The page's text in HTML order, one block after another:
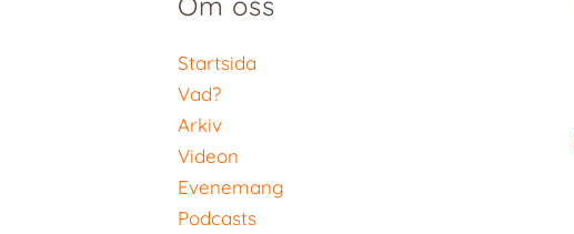
Startsida
Vad?
Arkiv
Videon
Evenemang
Podcasts